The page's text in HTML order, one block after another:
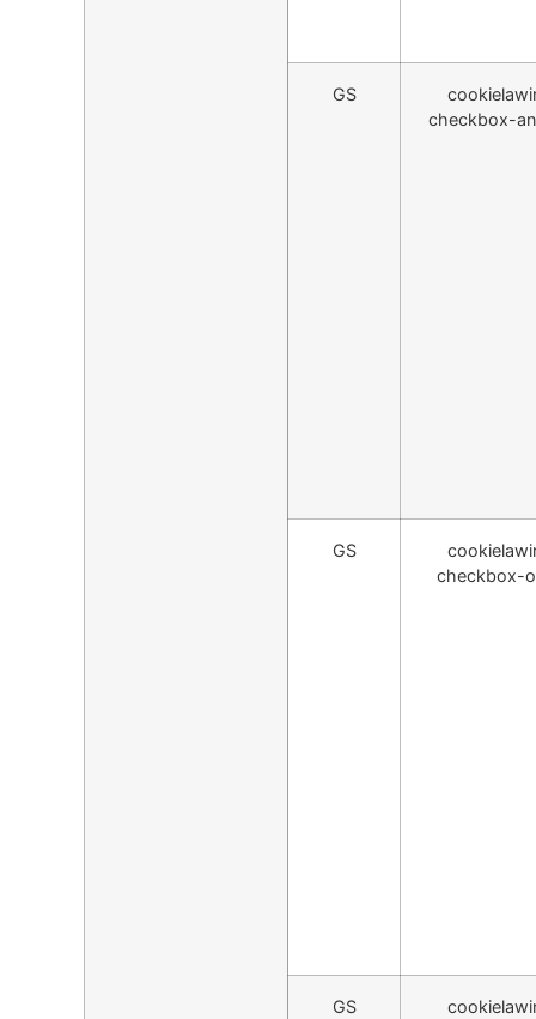
GS
checkbox-
GS
checkbox-
GS